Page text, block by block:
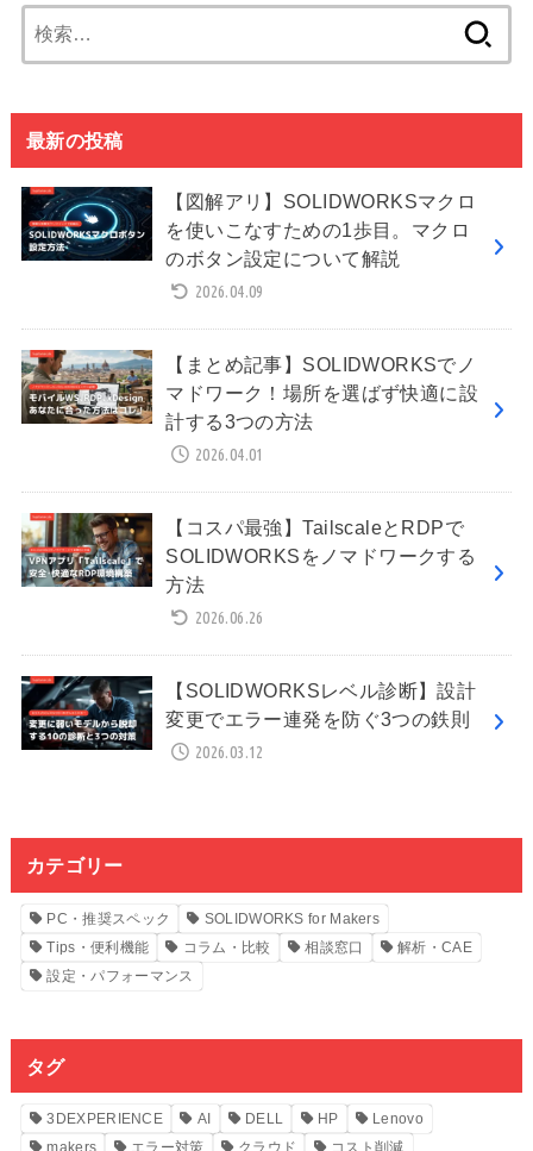
索:
最新の投稿
【図解アリ】SOLIDWORKSマクロ
を使いこなすための1歩目。マクロ
のボタン設定について解説
2026.04.09
【まとめ記事】SOLIDWORKSでノ
マドワーク！場所を選ばず快適に設
計する3つの方法
2026.04.01
【コスパ最強】TailscaleとRDPで
SOLIDWORKSをノマドワークする
方法
2026.06.26
【SOLIDWORKSレベル診断】設計
変更でエラー連発を防ぐ3つの鉄則
2026.03.12
カテゴリー
PC・推奨スペック
SOLIDWORKS for Makers
Tips・便利機能
コラム・比較 相談窓口
解析・CAE
設定・パフォーマンス
タグ
3DEXPERIENCE AI DELL HP
Lenovo